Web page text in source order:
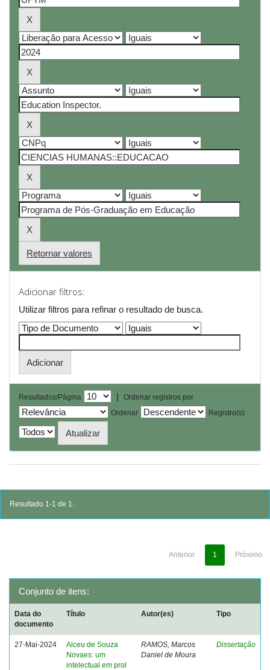
Retornar valores
Adicionar filtros:
Utilizar filtros para refinar o resultado de busca.
Resultados/Página |
Ordenar registros por
Ordenar
Registro(s)
Resultado 1-1 de 1.
Anterior 1 Próximo
Conjunto de itens:
Data do
documento
Título Autor(es) Tipo
27-Mai-2024
Alceu de Souza
Novaes: um
intelectual em prol
RAMOS, Marcos
Daniel de Moura
Dissertação